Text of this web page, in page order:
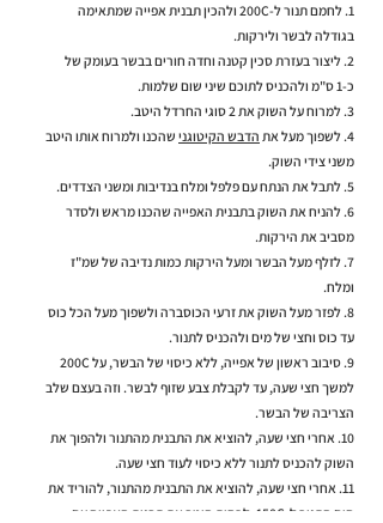
1. לחמם תנור ל-200C ולהכין תבנית אפייה שמתאימה
בגודלה לבשר ולירקות.
2. ליצור בעזרת סכין קטנה וחדה חורים בבשר בעומק של
כ-1 ס"מ ולהכניס לתוכם שיני שום שלמות.
3. למרוח על השוק את 2 סוגי החרדל היטב.
4. לשפוך מעל את
הדבש הקיטוגני שהכנו ולמרוח אותו היטב
משני צידי השוק.
5. לתבל את הנתח עם פלפל ומלח בנדיבות ומשני הצדדים.
6. להניח את השוק בתבנית האפייה שהכנו מראש ולסדר
מסביב את הירקות.
7. לזלף מעל הבשר ומעל הירקות כמות נדיבה של שמ"ז
ומלח.
8. לפזר מעל השוק את זרעי הכוסברה ולשפוך מעל הכל כוס
עד כוס וחצי של מים ולהכניס לתנור.
9. סיבוב ראשון של אפייה, ללא כיסוי של הבשר, על 200C
למשך חצי שעה, עד לקבלת צבע שזוף לבשר. וזה בעצם שלב
הצריבה של הבשר.
10. אחרי חצי שעה, להוציא את התבנית מהתנור ולהפוך את
השוק להכניס לתנור ללא כיסוי לעוד חצי שעה.
11. אחרי חצי שעה, להוציא את התבנית מהתנור, להוריד את
חום התנור ל-150C, לכסות היטב את תבנית האפייה עם